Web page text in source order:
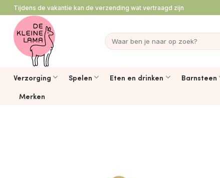
naar
inhoud
Tijdens de vakantie kan de verzending wat vertraagd zijn
Zoeken
naar:
Verzorging Spelen Eten en drinken Barnsteen
Merken